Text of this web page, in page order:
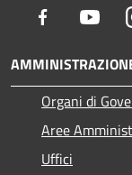
Facebook
Organi di
Aree
Uffici